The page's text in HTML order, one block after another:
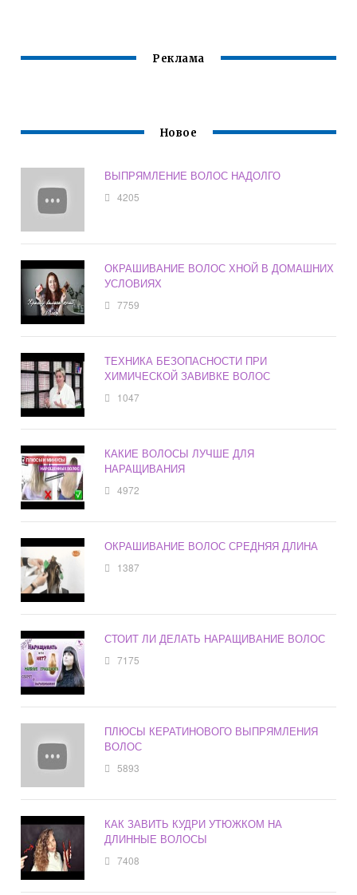
Реклама
Новое
ВЫПРЯМЛЕНИЕ ВОЛОС НАДОЛГО
4205
ОКРАШИВАНИЕ ВОЛОС ХНОЙ В ДОМАШНИХ
УСЛОВИЯХ
7759
ТЕХНИКА БЕЗОПАСНОСТИ ПРИ
ХИМИЧЕСКОЙ ЗАВИВКЕ ВОЛОС
1047
КАКИЕ ВОЛОСЫ ЛУЧШЕ ДЛЯ
НАРАЩИВАНИЯ
4972
ОКРАШИВАНИЕ ВОЛОС СРЕДНЯЯ ДЛИНА
1387
СТОИТ ЛИ ДЕЛАТЬ НАРАЩИВАНИЕ ВОЛОС
7175
ПЛЮСЫ КЕРАТИНОВОГО ВЫПРЯМЛЕНИЯ
ВОЛОС
5893
КАК ЗАВИТЬ КУДРИ УТЮЖКОМ НА
ДЛИННЫЕ ВОЛОСЫ
7408